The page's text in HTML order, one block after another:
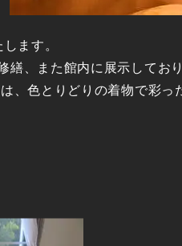
ます。
、また館内に展示してお
、色とりどりの着物で彩